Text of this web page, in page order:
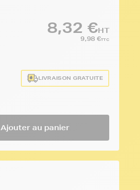
8,32 €HT
9,98 €TTC
LIVRAISON GRATUITE
Ajouter au panier